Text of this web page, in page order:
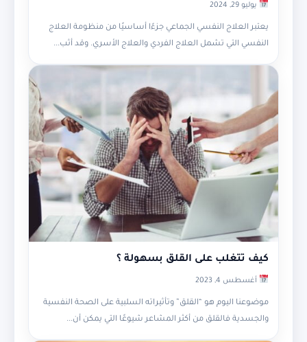
يوليو 29, 2024
يعتبر العلاج النفسي الجماعي جزءًا أساسيًا من منظومة العلاج
النفسي التي تشمل العلاج الفردي والعلاج الأسري. وقد أثب...
كيف تتغلب على القلق بسهولة ؟
أغسطس 4, 2023
موضوعنا اليوم هو “القلق” وتأثيراته السلبية على الصحة النفسية
والجسدية فالقلق من أكثر المشاعر شيوعًا التي يمكن أن...